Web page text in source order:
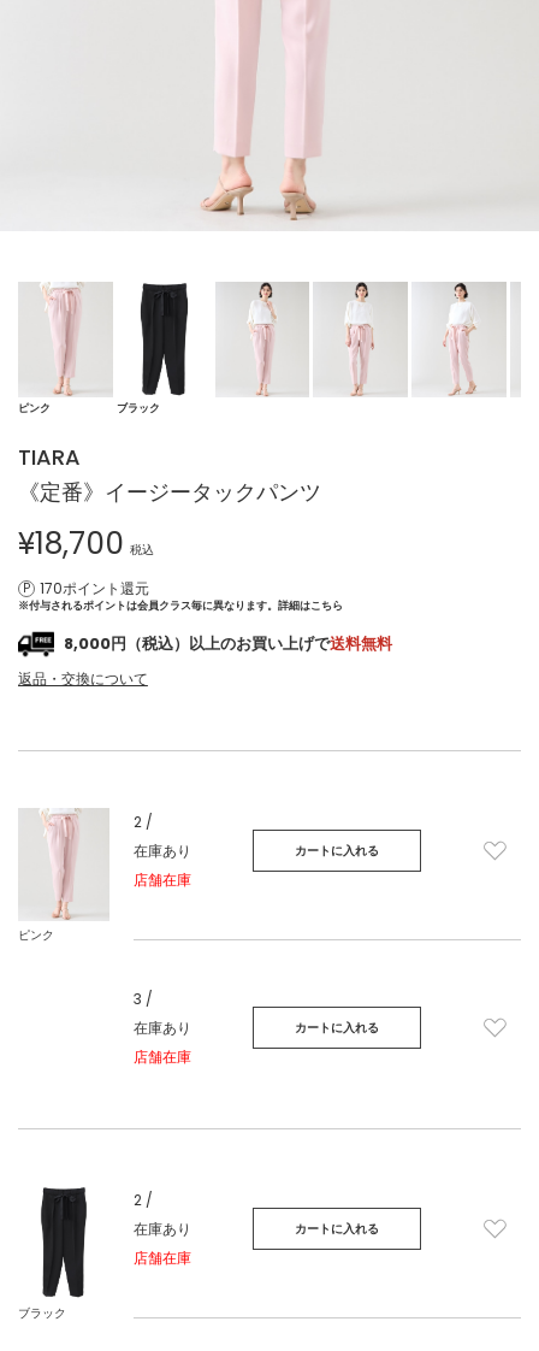
ピンク ブラック
TIARA
《定番》イージータックパンツ
¥18,700 税込
170ポイント還元
※付与されるポイントは会員クラス毎に異なります。 詳細はこちら
8,000円（税込）以上のお買い上げで送料無料
返品・交換について
ピンク
2 /
在庫あり
店舗在庫
カートに入れる
3 /
在庫あり
店舗在庫
カートに入れる
ブラック
2 /
在庫あり
店舗在庫
カートに入れる